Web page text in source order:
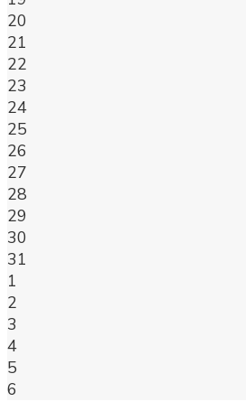
20
21
22
23
24
25
26
27
28
29
30
31
1
2
3
4
5
6